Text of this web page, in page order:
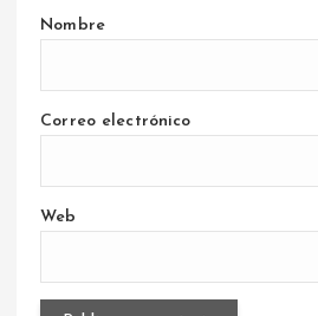
Nombre
Correo electrónico
Web